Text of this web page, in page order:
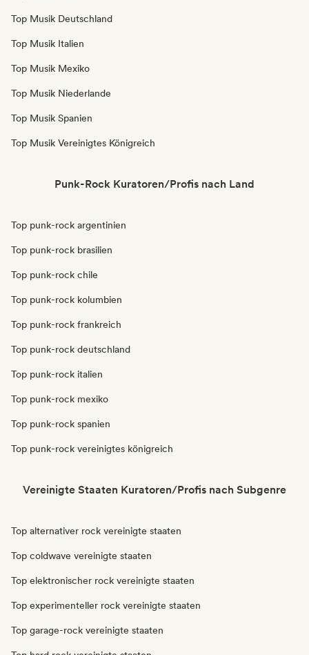
Top Musik Deutschland
Top Musik Italien
Top Musik Mexiko
Top Musik Niederlande
Top Musik Spanien
Top Musik Vereinigtes Königreich
Punk-Rock Kuratoren/Profis nach Land
Top punk-rock argentinien
Top punk-rock brasilien
Top punk-rock chile
Top punk-rock kolumbien
Top punk-rock frankreich
Top punk-rock deutschland
Top punk-rock italien
Top punk-rock mexiko
Top punk-rock spanien
Top punk-rock vereinigtes königreich
Vereinigte Staaten Kuratoren/Profis nach Subgenre
Top alternativer rock vereinigte staaten
Top coldwave vereinigte staaten
Top elektronischer rock vereinigte staaten
Top experimenteller rock vereinigte staaten
Top garage-rock vereinigte staaten